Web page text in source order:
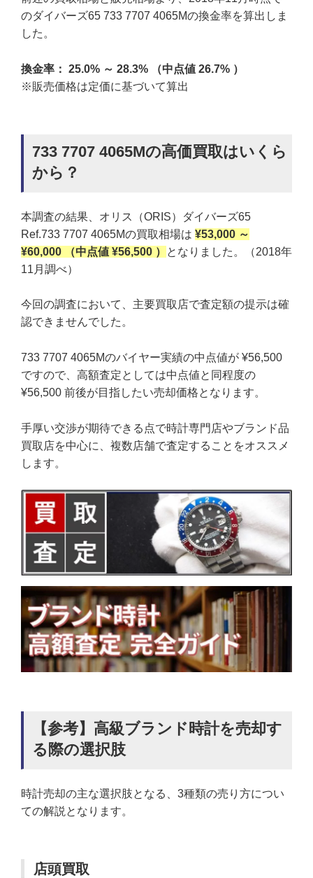
のダイバーズ65 733 7707 4065Mの換金率を算出しま
した。
換金率： 25.0% ～ 28.3% （中点値 26.7% ）
※販売価格は定価に基づいて算出
733 7707 4065Mの高価買取はいくら
から？
本調査の結果、オリス（ORIS）ダイバーズ65
Ref.733 7707 4065Mの買取相場は ¥53,000 ～
¥60,000 （中点値 ¥56,500 ）
となりました。（2018年
11月調べ）
今回の調査において、主要買取店で査定額の提示は確
認できませんでした。
733 7707 4065Mのバイヤー実績の中点値が ¥56,500
ですので、高額査定としては中点値と同程度の
¥56,500 前後が目指したい売却価格となります。
手厚い交渉が期待できる点で時計専門店やブランド品
買取店を中心に、複数店舗で査定することをオススメ
します。
【参考】高級ブランド時計を売却す
る際の選択肢
時計売却の主な選択肢となる、3種類の売り方につい
ての解説となります。
店頭買取